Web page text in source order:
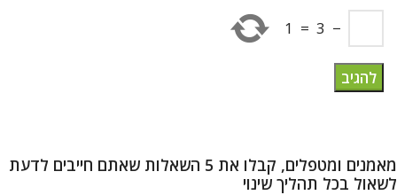
מאמנים ומטפלים, קבלו את 5 השאלות שאתם חייבים לדעת
לשאול בכל תהליך שינוי
−
3
=
1